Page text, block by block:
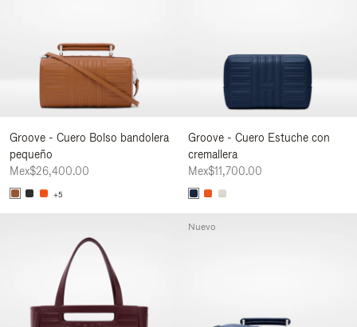
Groove - Cuero Bolso bandolera
pequeño
Mex$26,400.00
+5
Groove - Cuero Estuche con
cremallera
Mex$11,700.00
Nuevo